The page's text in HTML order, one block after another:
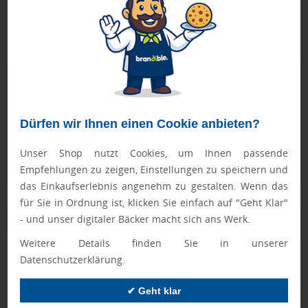
Dürfen wir Ihnen einen Cookie anbieten?
Unser Shop nutzt Cookies, um Ihnen passende
Empfehlungen zu zeigen, Einstellungen zu speichern und
das Einkaufserlebnis angenehm zu gestalten. Wenn das
für Sie in Ordnung ist, klicken Sie einfach auf "Geht Klar"
- und unser digitaler Bäcker macht sich ans Werk.
Weitere Details finden Sie in unserer
Datenschutzerklärung.
✔ Geht klar
Bei Mengen ab 250 Stück bitte die Lieferzeit anfragen!
Nur Produkte, die unseren
schaffen es in den Shop.
Mehr erfahren
Qualitätssicherung
Zusatzinformation
Artikelnummer:
Roly